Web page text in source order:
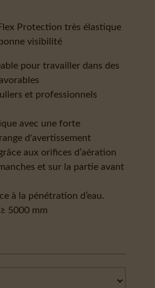
Protection très élastique
visibilité
pour travailler dans des
et professionnels
avec une forte
d'avertissement
aux orifices d’aération
et sur la partie avant
à la pénétration d’eau.
5000 mm